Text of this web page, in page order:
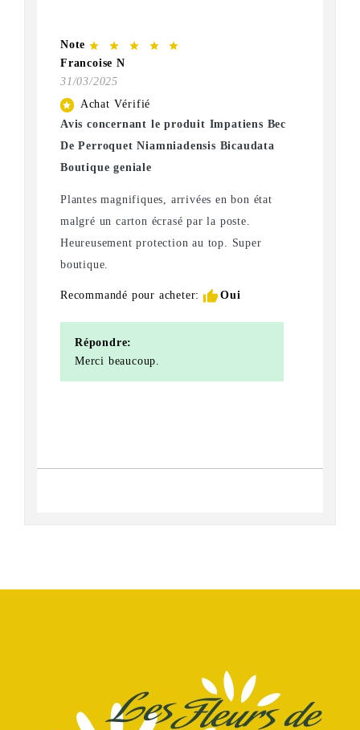
Note star star star star star
Francoise N
31/03/2025
star
Achat Vérifié
Avis concernant le produit Impatiens Bec
De Perroquet Niamniadensis Bicaudata
Boutique geniale
Plantes magnifiques, arrivées en bon état
malgré un carton écrasé par la poste.
Heureusement protection au top. Super
boutique.
Recommandé pour acheter: thumb_upOui
Répondre:
Merci beaucoup.